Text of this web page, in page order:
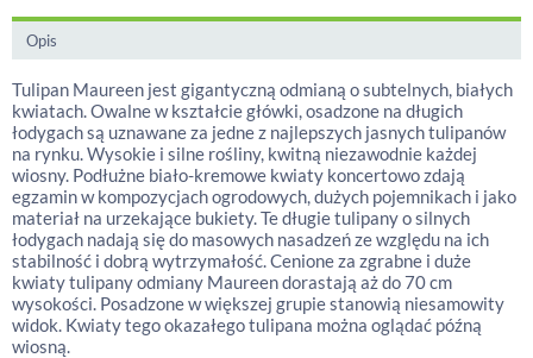
Opis
Tulipan Maureen jest gigantyczną odmianą o subtelnych, białych
kwiatach. Owalne w kształcie główki, osadzone na długich
łodygach są uznawane za jedne z najlepszych jasnych tulipanów
na rynku. Wysokie i silne rośliny, kwitną niezawodnie każdej
wiosny. Podłużne biało-kremowe kwiaty koncertowo zdają
egzamin w kompozycjach ogrodowych, dużych pojemnikach i jako
materiał na urzekające bukiety. Te długie tulipany o silnych
łodygach nadają się do masowych nasadzeń ze względu na ich
stabilność i dobrą wytrzymałość. Cenione za zgrabne i duże
kwiaty tulipany odmiany Maureen dorastają aż do 70 cm
wysokości. Posadzone w większej grupie stanowią niesamowity
widok. Kwiaty tego okazałego tulipana można oglądać późną
wiosną.